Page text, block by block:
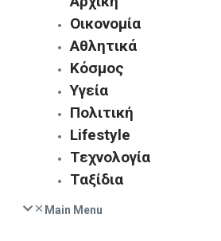
Οικονομία
Αθλητικά
Κόσμος
Υγεία
Πολιτική
Lifestyle
Τεχνολογία
Ταξίδια
Main Menu